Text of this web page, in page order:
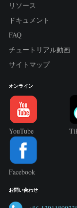
リソース
ドキュメント
FAQ
チュートリアル動画
サイトマップ
オンライン
YouTube
Facebook
お問い合わせ